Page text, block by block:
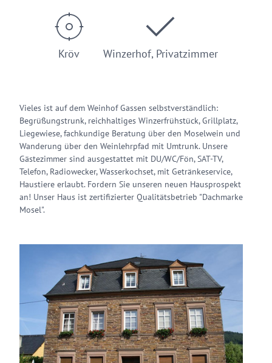
Kröv Winzerhof, Privatzimmer
Vieles ist auf dem Weinhof Gassen selbstverständlich:
Begrüßungstrunk, reichhaltiges Winzerfrühstück, Grillplatz,
Liegewiese, fachkundige Beratung über den Moselwein und
Wanderung über den Weinlehrpfad mit Umtrunk. Unsere
Gästezimmer sind ausgestattet mit DU/WC/Fön, SAT-TV,
Telefon, Radiowecker, Wasserkochset, mit Getränkeservice,
Haustiere erlaubt. Fordern Sie unseren neuen Hausprospekt
an! Unser Haus ist zertifizierter Qualitätsbetrieb "Dachmarke
Mosel".